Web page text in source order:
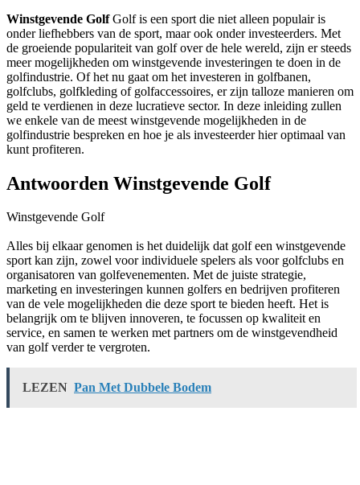
Winstgevende GolfGolf is een sport die niet alleen populair is
onder liefhebbers van de sport, maar ook onder investeerders. Met
de groeiende populariteit van golf over de hele wereld, zijn er steeds
meer mogelijkheden om winstgevende investeringen te doen in de
golfindustrie. Of het nu gaat om het investeren in golfbanen,
golfclubs, golfkleding of golfaccessoires, er zijn talloze manieren om
geld te verdienen in deze lucratieve sector. In deze inleiding zullen
we enkele van de meest winstgevende mogelijkheden in de
golfindustrie bespreken en hoe je als investeerder hier optimaal van
kunt profiteren.
Antwoorden Winstgevende Golf
Winstgevende Golf
Alles bij elkaar genomen is het duidelijk dat golf een winstgevende
sport kan zijn, zowel voor individuele spelers als voor golfclubs en
organisatoren van golfevenementen. Met de juiste strategie,
marketing en investeringen kunnen golfers en bedrijven profiteren
van de vele mogelijkheden die deze sport te bieden heeft. Het is
belangrijk om te blijven innoveren, te focussen op kwaliteit en
service, en samen te werken met partners om de winstgevendheid
van golf verder te vergroten.
LEZEN Pan Met Dubbele Bodem